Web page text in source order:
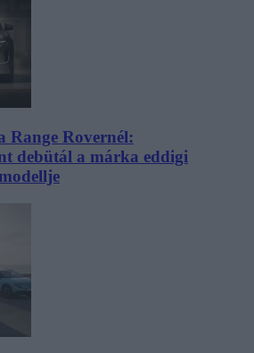
Range Rovernél:
debütál a márka eddigi